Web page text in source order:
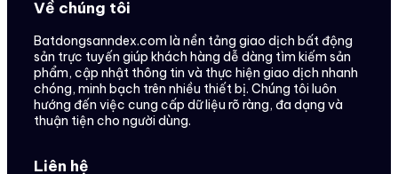
Về chúng tôi
Batdongsanndex.com là nền tảng giao dịch bất động
sản trực tuyến giúp khách hàng dễ dàng tìm kiếm sản
phẩm, cập nhật thông tin và thực hiện giao dịch nhanh
chóng, minh bạch trên nhiều thiết bị. Chúng tôi luôn
hướng đến việc cung cấp dữ liệu rõ ràng, đa dạng và
thuận tiện cho người dùng.
Liên hệ